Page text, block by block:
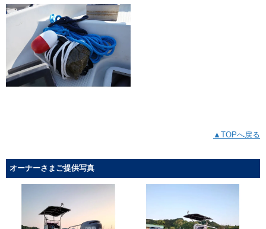
▲TOPへ戻る
オーナーさまご提供写真